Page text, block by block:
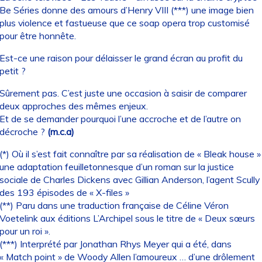
Séries donne des amours d’Henry VIII (***) une image bien
violence et fastueuse que ce soap opera trop customisé
être honnête.
ce une raison pour délaisser le grand écran au profit du
?
pas. C’est juste une occasion à saisir de comparer
approches des mêmes enjeux.
de se demander pourquoi l’une accroche et de l’autre on
? (m.c.a)
Où il s’est fait connaître par sa réalisation de « Bleak house »
adaptation feuilletonnesque d’un roman sur la justice
de Charles Dickens avec Gillian Anderson, l’agent Scully
193 épisodes de « X-files »
Paru dans une traduction française de Céline Véron
aux éditions L’Archipel sous le titre de « Deux sœurs
un roi ».
Interprété par Jonathan Rhys Meyer qui a été, dans
Match point » de Woody Allen l’amoureux … d’une drôlement